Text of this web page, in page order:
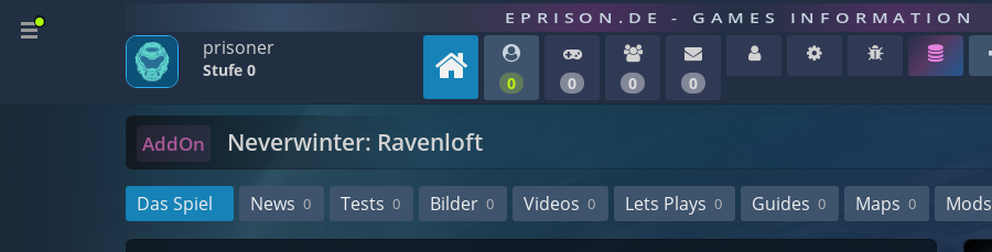
EPRISON.DE - GAMES INFORMATION
prisoner
Stufe 0
0 0 0 0
AddOn Neverwinter: Ravenloft
Das Spiel News 0 Tests 0 Bilder 0 Videos 0 Lets Plays 0 Guides 0 Maps 0 Mods